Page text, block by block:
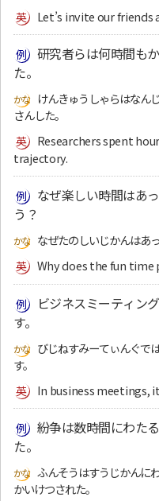
Let’s invite our friends
研究者らは何時間も
た。
けんきゅうしゃらはなん
さんした。
Researchers spent
trajectory.
なぜ楽しい時間はあ
う？
なぜたのしいじかんはあ
Why does the fun time
ビジネスミーティン
す。
びじねすみーてぃんぐで
す。
In business meetings,
紛争は数時間にわた
た。
ふんそうはすうじかんに
かいけつされた。